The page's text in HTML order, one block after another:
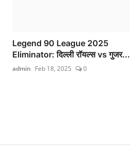
Legend 90 League 2025
Eliminator: दिल्ली रॉयल्स vs गुजर...
admin Feb 18, 2025 0